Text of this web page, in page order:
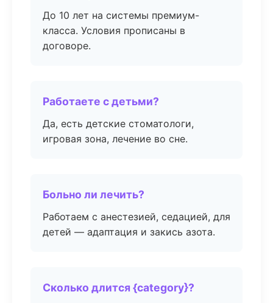
До 10 лет на системы премиум-
класса. Условия прописаны в
договоре.
Работаете с детьми?
Да, есть детские стоматологи,
игровая зона, лечение во сне.
Больно ли лечить?
Работаем с анестезией, седацией, для
детей — адаптация и закись азота.
Сколько длится {category}?